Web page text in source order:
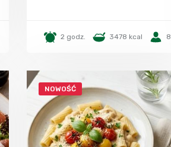
2 godz. 3478 kcal 8
NOWOŚĆ